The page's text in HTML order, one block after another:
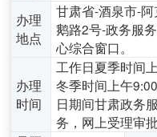
办理
地点
甘肃省-酒泉市-
鹅路2号-政务服
心综合窗口。
办理
时间
工作日夏季时间
冬季时间上午
日期间甘肃政务
务，网上受理审